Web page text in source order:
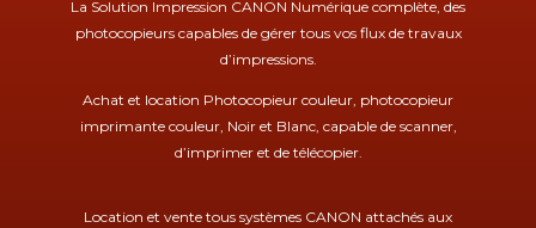
La Solution Impression CANON Numérique complète, des
photocopieurs capables de gérer tous vos flux de travaux
d’impressions.
Achat et location Photocopieur couleur, photocopieur
imprimante couleur, Noir et Blanc, capable de scanner,
d’imprimer et de télécopier.
Location et vente tous systèmes CANON attachés aux